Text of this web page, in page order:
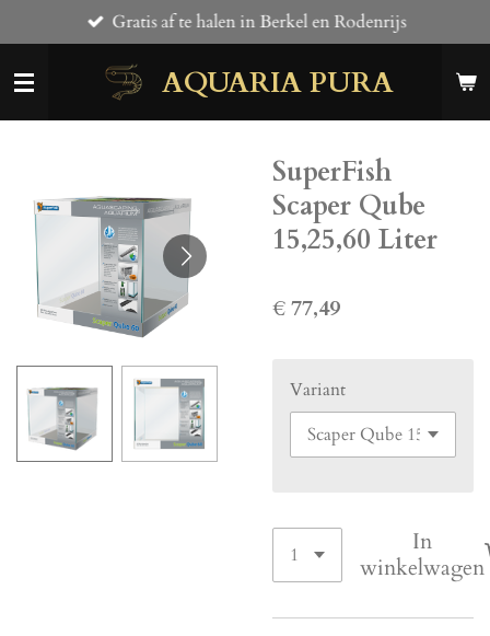
direct
naar
AQUARIA PURA
Gratis af te halen in Berkel en Rodenrijs
SuperFish
Scaper Qube
15,25,60 Liter
€ 77,49
Variant
In
winkelwagen